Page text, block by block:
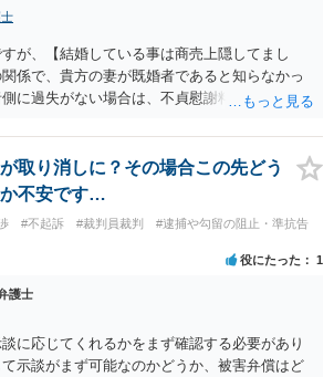
が、【結婚している事は商売上隠してまし
係で、貴方の妻が既婚者であると知らなかっ
に過失がない場合は、不貞慰謝料の請求は難
者に慰謝料請求することは可能でしょう。 弁
方がよいケースであるように思われます。
取り消しに？その場合この先どう
不安です…
#不起訴 #裁判員裁判
#逮捕や勾留の阻止・準抗告
役にたった 1
護士
に応じてくれるかをまず確認する必要があり
示談がまず可能なのかどうか、被害弁償はど